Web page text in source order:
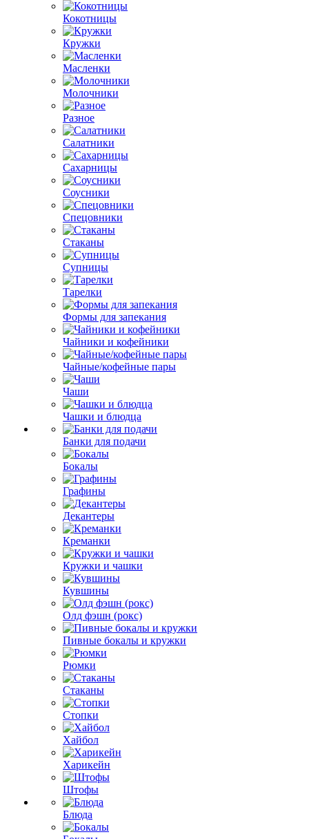
Кокотницы
Кружки
Масленки
Молочники
Разное
Салатники
Сахарницы
Соусники
Спецовники
Стаканы
Супницы
Тарелки
Формы для запекания
Чайники и кофейники
Чайные/кофейные пары
Чаши
Чашки и блюдца
Банки для подачи
Бокалы
Графины
Декантеры
Креманки
Кружки и чашки
Кувшины
Олд фэшн (рокс)
Пивные бокалы и кружки
Рюмки
Стаканы
Стопки
Хайбол
Харикейн
Штофы
Блюда